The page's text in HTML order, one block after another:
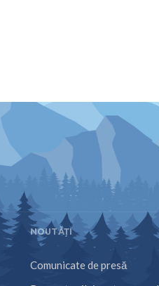
NOUTĂȚI
Comunicate de presă